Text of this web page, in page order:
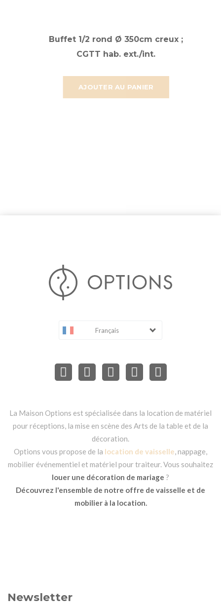
AJOUTER AU PANIER
Buffet 1/2 rond Ø 350cm creux ;
CGTT hab. ext./int.
Français
La Maison Options est spécialisée dans la location de matériel
pour réceptions, la mise en scène des Arts de la table et de la
décoration.
Options vous propose de la location de vaisselle, nappage,
mobilier événementiel et matériel pour traiteur. Vous souhaitez
louer une décoration de mariage ?
Découvrez l'ensemble de notre offre de vaisselle et de
mobilier à la location.
Newsletter